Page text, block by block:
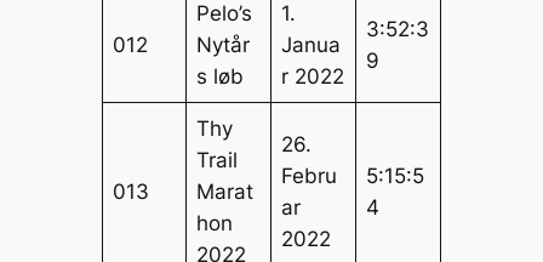
012
Pelo’s
Nytår
s løb
1.
Janua
r 2022
3:52:3
9
013
Thy
Trail
Marat
hon
2022
26.
Febru
ar
2022
5:15:5
4